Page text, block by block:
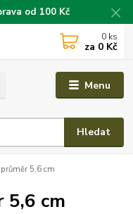
od 100 Kč
Menu
Hledat
0 ks
za 0 Kč
5,6 cm
5,6 cm